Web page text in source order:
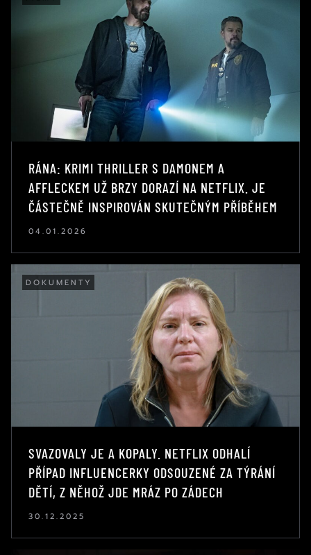
RÁNA: KRIMI THRILLER S DAMONEM A
AFFLECKEM UŽ BRZY DORAZÍ NA NETFLIX. JE
ČÁSTEČNĚ INSPIROVÁN SKUTEČNÝM PŘÍBĚHEM
04.01.2026
DOKUMENTY
SVAZOVALY JE A KOPALY. NETFLIX ODHALÍ
PŘÍPAD INFLUENCERKY ODSOUZENÉ ZA TÝRÁNÍ
DĚTÍ, Z NĚHOŽ JDE MRÁZ PO ZÁDECH
30.12.2025